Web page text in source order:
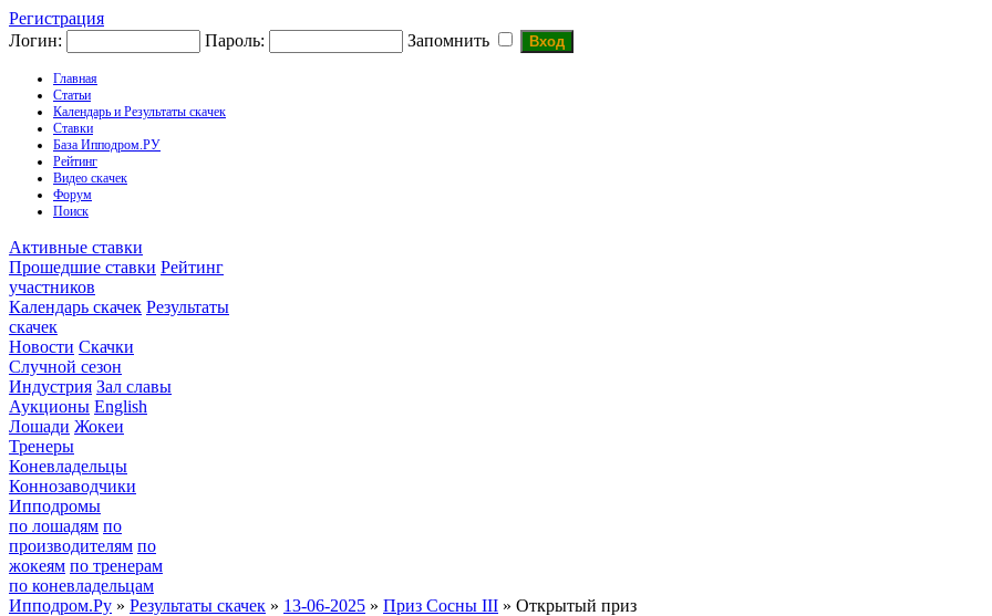
Регистрация
Логин:
Пароль: Запомнить
Главная
Статьи
Календарь и Результаты скачек
Ставки
База Ипподром.РУ
Рейтинг
Видео скачек
Форум
Поиск
Активные ставки
Прошедшие ставки Рейтинг
участников
Календарь скачек Результаты
скачек
Новости Скачки
Случной сезон
Индустрия Зал славы
Аукционы English
Лошади Жокеи
Тренеры
Коневладельцы
Коннозаводчики
Ипподромы
по лошадям по
производителям по
жокеям по тренерам
по коневладельцам
Ипподром.Ру » Результаты скачек » 13-06-2025 » Приз Сосны III » Открытый приз